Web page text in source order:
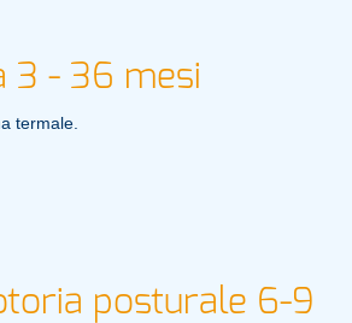
3 - 36 mesi
termale.
posturale 6-9